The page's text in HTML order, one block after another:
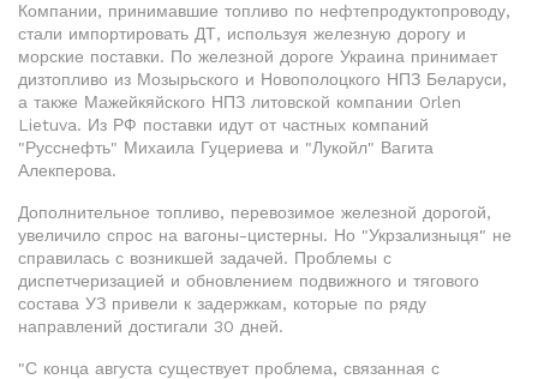
Компании, принимавшие топливо по нефтепродуктопроводу,
стали импортировать ДТ, используя железную дорогу и
морские поставки. По железной дороге Украина принимает
дизтопливо из Мозырьского и Новополоцкого НПЗ Беларуси,
а также Мажейкяйского НПЗ литовской компании Orlen
Lietuva. Из РФ поставки идут от частных компаний
"Русснефть" Михаила Гуцериева и "Лукойл" Вагита
Алекперова.
Дополнительное топливо, перевозимое железной дорогой,
увеличило спрос на вагоны-цистерны. Но "Укрзализныця" не
справилась с возникшей задачей. Проблемы с
диспетчеризацией и обновлением подвижного и тягового
состава УЗ привели к задержкам, которые по ряду
направлений достигали 30 дней.
"С конца августа существует проблема, связанная с